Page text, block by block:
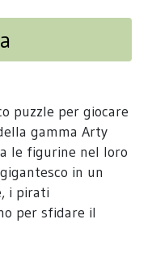
puzzle per giocare
gamma Arty
le figurine nel loro
in un
i pirati
per sfidare il